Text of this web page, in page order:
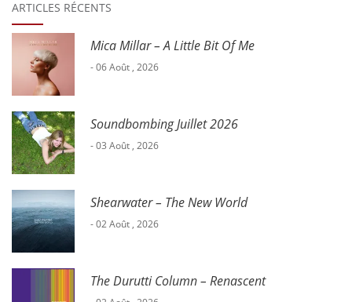
ARTICLES RÉCENTS
Mica Millar – A Little Bit Of Me
- 06 Août , 2026
Soundbombing Juillet 2026
- 03 Août , 2026
Shearwater – The New World
- 02 Août , 2026
The Durutti Column – Renascent